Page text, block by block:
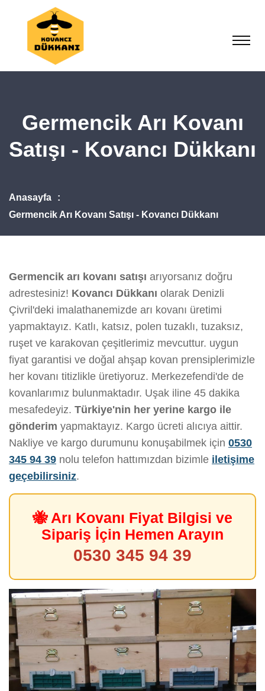
Germencik Arı Kovanı
Satışı - Kovancı Dükkanı
Anasayfa
Germencik Arı Kovanı Satışı - Kovancı Dükkanı
Germencik arı kovanı satışı arıyorsanız doğru
adrestesiniz! Kovancı Dükkanı olarak Denizli
Çivril'deki imalathanemizde arı kovanı üretimi
yapmaktayız. Katlı, katsız, polen tuzaklı, tuzaksız,
ruşet ve karakovan çeşitlerimiz mevcuttur. uygun
fiyat garantisi ve doğal ahşap kovan prensiplerimizle
her kovanı titizlikle üretiyoruz. Merkezefendi'de de
kovanlarımız bulunmaktadır. Uşak iline 45 dakika
mesafedeyiz. Türkiye'nin her yerine kargo ile
gönderim yapmaktayız. Kargo ücreti alıcıya aittir.
Nakliye ve kargo durumunu konuşabilmek için 0530
345 94 39 nolu telefon hattımızdan bizimle iletişime
geçebilirsiniz.
🐝 Arı Kovanı Fiyat Bilgisi ve
Sipariş İçin Hemen Arayın
0530 345 94 39